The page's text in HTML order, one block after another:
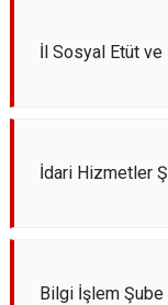
İl Sosyal Etüt
İdari Hizmetler
Bilgi İşlem